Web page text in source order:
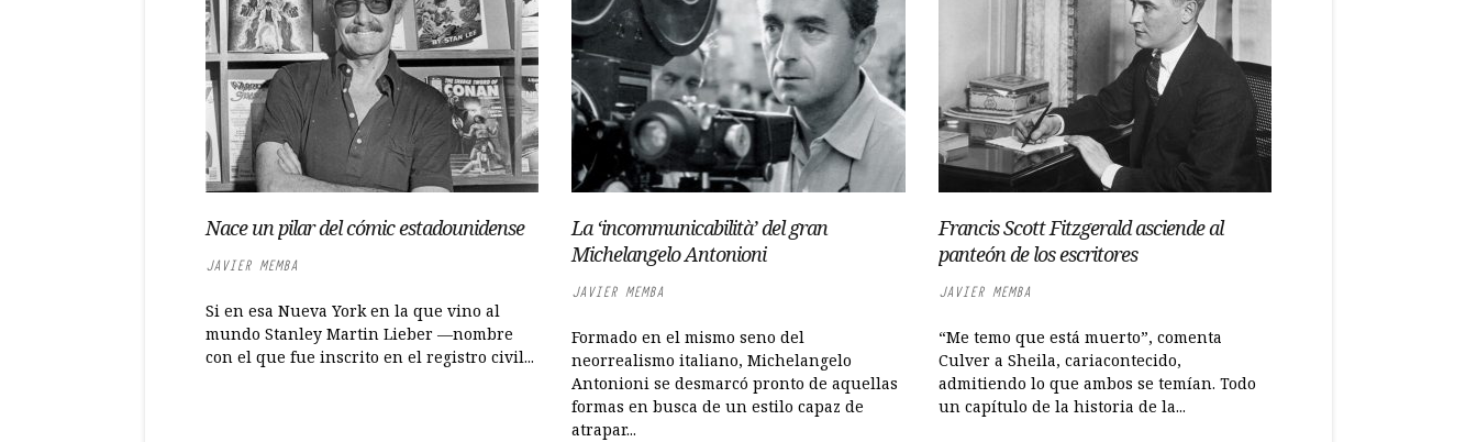
Nace un pilar del cómic estadounidense
JAVIER MEMBA
Si en esa Nueva York en la que vino al
mundo Stanley Martin Lieber —nombre
con el que fue inscrito en el registro civil...
La ‘incommunicabilità’ del gran
Michelangelo Antonioni
JAVIER MEMBA
Formado en el mismo seno del
neorrealismo italiano, Michelangelo
Antonioni se desmarcó pronto de aquellas
formas en busca de un estilo capaz de
atrapar...
Francis Scott Fitzgerald asciende al
panteón de los escritores
JAVIER MEMBA
“Me temo que está muerto”, comenta
Culver a Sheila, cariacontecido,
admitiendo lo que ambos se temían. Todo
un capítulo de la historia de la...